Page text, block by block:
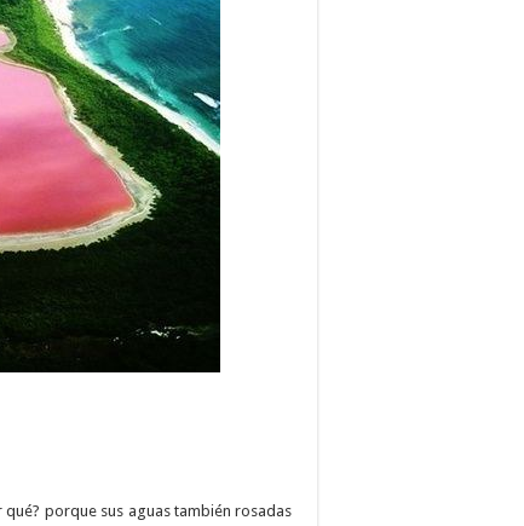
porque sus aguas también rosadas